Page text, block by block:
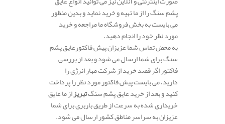
پشم سنگ را از ما تهیه و خرید نماید و بدین منظور
می بایست به بخش فروشگاه ما مراجعه و خرید
مورد نظر خود را انجام دهید.
به محض تماس شما عزیزان پیش فاکتورعایق پشم
سنگ برای شما ارسال می شود و بعد از بررسی
فاکتور اگر قصد خرید از شرکت مهار انرژی را
دارید، می بایست پیش فاکتور مورد نظر را پرداخت
کنید و بعد از خرید عایق پشم سنگتبریزاز ما عایق
خریداری شده به سرعت از طریق باربری برای شما
عزیزان به سراسر مناطق کشور ارسال می شود.